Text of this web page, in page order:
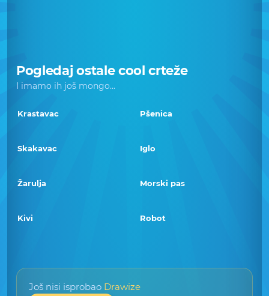
Pogledaj ostale cool crteže
I imamo ih još mongo...
Krastavac Pšenica
Skakavac Iglo
Žarulja Morski pas
Kivi Robot
Još nisi isprobao Drawize